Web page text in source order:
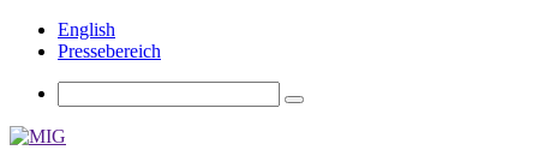
English
Pressebereich